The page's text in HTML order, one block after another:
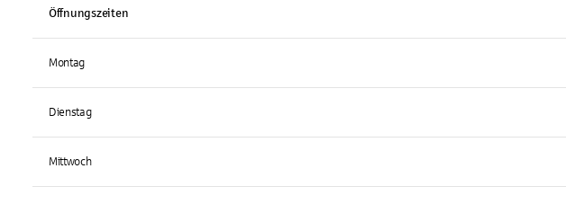
Öffnungszeiten
Montag
Dienstag
Mittwoch